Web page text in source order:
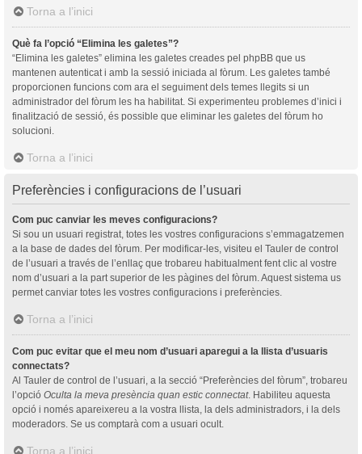
Torna a l’inici
Què fa l’opció “Elimina les galetes”?
“Elimina les galetes” elimina les galetes creades pel phpBB que us
mantenen autenticat i amb la sessió iniciada al fòrum. Les galetes també
proporcionen funcions com ara el seguiment dels temes llegits si un
administrador del fòrum les ha habilitat. Si experimenteu problemes d’inici i
finalització de sessió, és possible que eliminar les galetes del fòrum ho
solucioni.
Torna a l’inici
Preferències i configuracions de l’usuari
Com puc canviar les meves configuracions?
Si sou un usuari registrat, totes les vostres configuracions s’emmagatzemen
a la base de dades del fòrum. Per modificar-les, visiteu el Tauler de control
de l’usuari a través de l’enllaç que trobareu habitualment fent clic al vostre
nom d’usuari a la part superior de les pàgines del fòrum. Aquest sistema us
permet canviar totes les vostres configuracions i preferències.
Torna a l’inici
Com puc evitar que el meu nom d’usuari aparegui a la llista d’usuaris
connectats?
Al Tauler de control de l’usuari, a la secció “Preferències del fòrum”, trobareu
l’opció Oculta la meva presència quan estic connectat. Habiliteu aquesta
opció i només apareixereu a la vostra llista, la dels administradors, i la dels
moderadors. Se us comptarà com a usuari ocult.
Torna a l’inici